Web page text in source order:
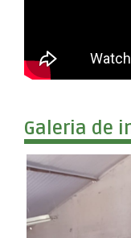
Galeria de